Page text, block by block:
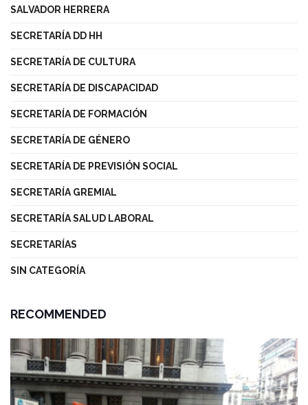
SALVADOR HERRERA
SECRETARÍA DD HH
SECRETARÍA DE CULTURA
SECRETARÍA DE DISCAPACIDAD
SECRETARÍA DE FORMACIÓN
SECRETARÍA DE GÉNERO
SECRETARÍA DE PREVISIÓN SOCIAL
SECRETARÍA GREMIAL
SECRETARÍA SALUD LABORAL
SECRETARÍAS
SIN CATEGORÍA
RECOMMENDED